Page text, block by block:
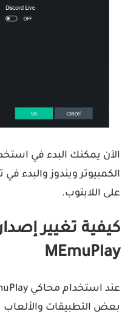
ويندوز والبدء في
اللابتوب.
تغيير إصدار
التطبيقات والألعاب